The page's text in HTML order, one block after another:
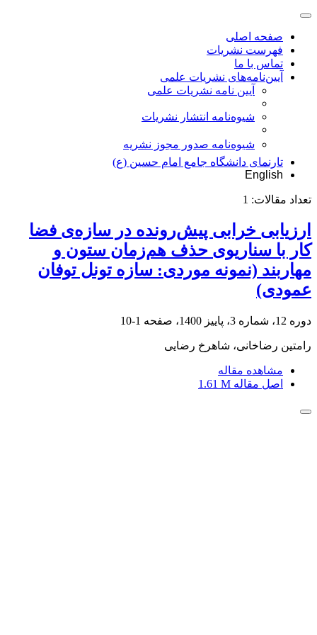
صفحه اصلی
فهرست نشریات
تماس با ما
آیین‌نامه‌های نشریات علمی
آیین نامه نشریات علمی
شیوه‌نامه انتشار نشریات
شیوهنامه صدور مجوز نشریه
تارنمای دانشگاه جامع امام حسین (ع)
English
تعداد مقالات: 1
ارزیابی خرابی پیش‌رونده در سازه‌ی فضا
کار با سناریوی حذف هم‌زمان ستون و
مهاربند (نمونه موردی: سازه تونل توفان
عمودی)
دوره 12، شماره 3، پاییز 1400، صفحه 1-10
رامتین رضاخانی، شاهرخ رضایی
مشاهده مقاله
اصل مقاله 1.61 M